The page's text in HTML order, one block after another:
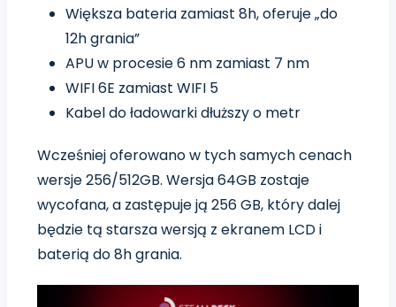
Większa bateria zamiast 8h, oferuje „do
12h grania”
APU w procesie 6 nm zamiast 7 nm
WIFI 6E zamiast WIFI 5
Kabel do ładowarki dłuższy o metr
Wcześniej oferowano w tych samych cenach
wersje 256/512GB. Wersja 64GB zostaje
wycofana, a zastępuje ją 256 GB, który dalej
będzie tą starsza wersją z ekranem LCD i
baterią do 8h grania.